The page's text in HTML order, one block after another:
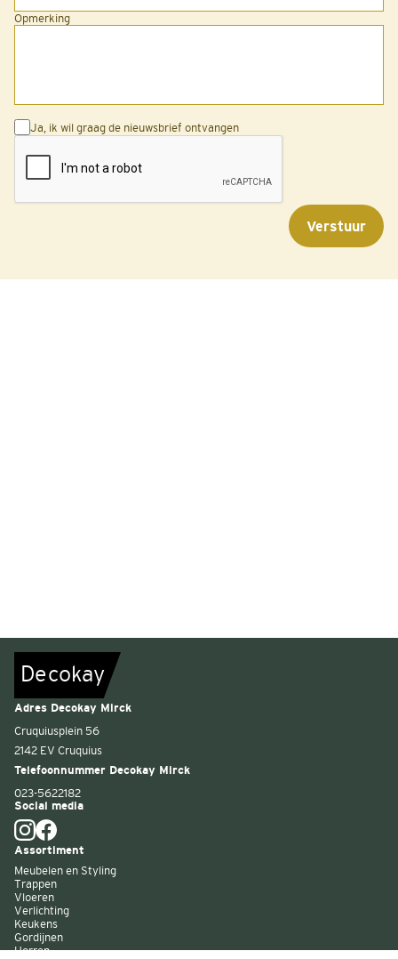
Opmerking
Ja, ik wil graag de nieuwsbrief ontvangen
Decokay
Adres Decokay Mirck
Cruquiusplein 56
2142 EV Cruquius
Telefoonnummer Decokay Mirck
023-5622182
Social media
Assortiment
Meubelen en Styling
Trappen
Vloeren
Verlichting
Keukens
Gordijnen
Horren